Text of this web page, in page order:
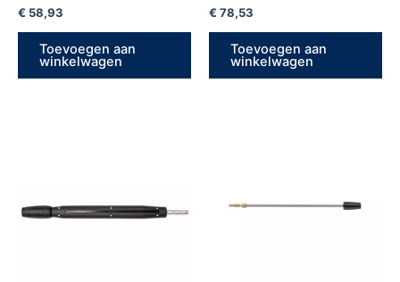
€ 58,93
Toevoegen aan
winkelwagen
€ 78,53
Toevoegen aan
winkelwagen